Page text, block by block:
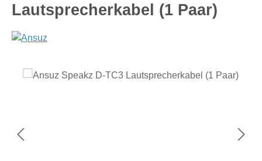
Lautsprecherkabel (1 Paar)
Bildergalerie überspringen